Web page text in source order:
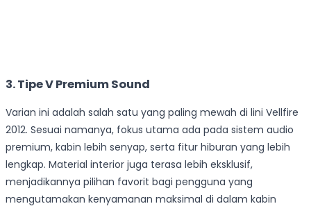
3. Tipe V Premium Sound
Varian ini adalah salah satu yang paling mewah di lini Vellfire
2012. Sesuai namanya, fokus utama ada pada sistem audio
premium, kabin lebih senyap, serta fitur hiburan yang lebih
lengkap. Material interior juga terasa lebih eksklusif,
menjadikannya pilihan favorit bagi pengguna yang
mengutamakan kenyamanan maksimal di dalam kabin